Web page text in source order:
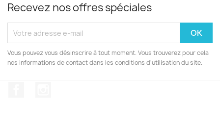
Recevez nos offres spéciales
Vous pouvez vous désinscrire à tout moment. Vous trouverez pour cela
nos informations de contact dans les conditions d'utilisation du site.